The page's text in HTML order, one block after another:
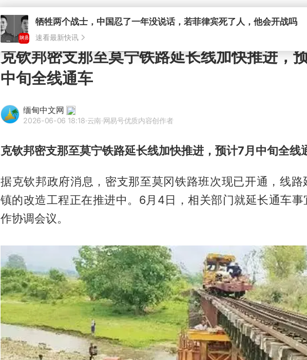
克钦邦密支那至莫宁铁路延长线加快推进，
中旬全线通车
缅甸中文网
2026-06-06 18:18·云南·网易号优质内容创作者
克钦邦密支那至莫宁铁路延长线加快推进，预计7月中旬全线
据克钦邦政府消息，密支那至莫冈铁路班次现已开通，线路
镇的改造工程正在推进中。6月4日，相关部门就延长通车事
作协调会议。